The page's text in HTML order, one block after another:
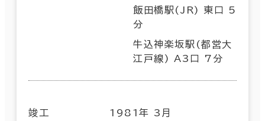
飯田橋駅(JR) 東口 5
分
牛込神楽坂駅(都営大
江戸線) A3口 7分
竣工 1981年 3月